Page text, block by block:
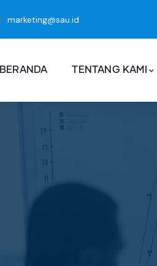
marketing@sau.id
BERANDA TENTANG KAMI